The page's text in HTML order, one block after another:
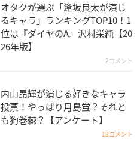
オタクが選ぶ「逢坂良太が演じ
るキャラ」ランキングTOP10！1
位は『ダイヤのA』沢村栄純【20
26年版】
2コメント
内山昂輝が演じる好きなキャラ
投票！やっぱり月島蛍？それと
も狗巻棘？【アンケート】
18コメント